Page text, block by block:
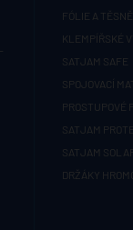
FÓLIE A
KLEMPÍŘSKÉ
SATJAM SAFE
SPOJOVACÍ
PROSTUPOVÉ
SATJAM
SATJAM
DRŽÁKY